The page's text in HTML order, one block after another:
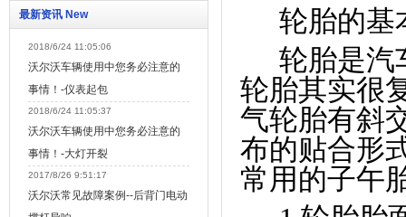
最新资讯 New
2018/6/24 11:05:06
沃尔沃车辆使用中您务必注意的
事情！-仪表起包
2018/6/24 11:05:37
沃尔沃车辆使用中您务必注意的
事情！-大灯开裂
2017/8/26 9:51:17
沃尔沃常见故障案例--后背门电动
轮胎的基
轮胎是汽
轮胎其实很
气轮胎有斜
布的贴合形
常用的子午